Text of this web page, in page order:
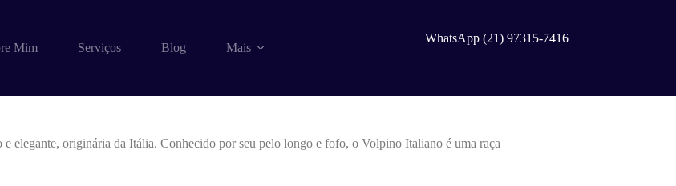
Mim Serviços Blog Mais
WhatsApp (21) 97315-7416
elegante, originária da Itália. Conhecido por seu pelo longo e fofo, o Volpino Italiano é uma raça